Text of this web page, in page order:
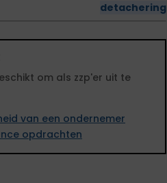
detachering
om als zzp'er uit te
van een ondernemer
opdrachten